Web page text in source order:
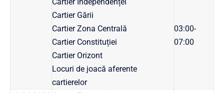
Cartier Independenței
Cartier Gării
Cartier Zona Centrală
Cartier Constituției
Cartier Orizont
Locuri de joacă aferente
cartierelor
03:00-
07:00